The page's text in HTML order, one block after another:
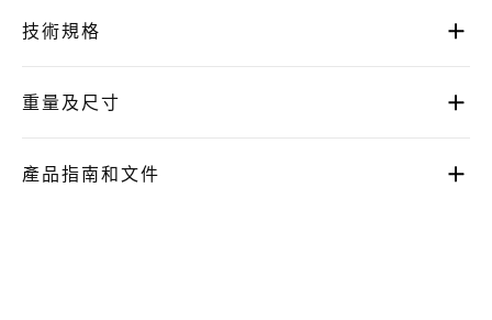
技術規格
重量及尺寸
產品指南和文件